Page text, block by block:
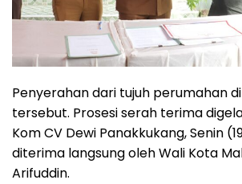
Penyerahan dari tujuh perumahan
tersebut. Prosesi serah terima
Kom CV Dewi Panakkukang, Senin
diterima langsung oleh Wali Kota
Arifuddin.